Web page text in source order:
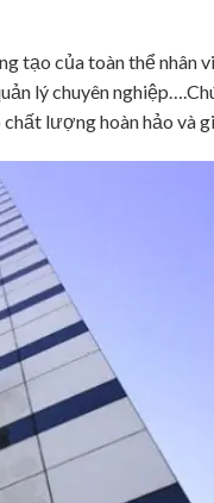
tạo của toàn thể nhân
lý chuyên
lượng hoàn hảo và